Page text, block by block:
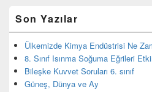
yan
bar
eklenti
bölgesi
Son Yazılar
Ülkemizde Kimya Endüstrisi Ne
8. Sınıf Isınma Soğuma Eğrileri
Bileşke Kuvvet Soruları 6. sınıf
Güneş, Dünya ve Ay